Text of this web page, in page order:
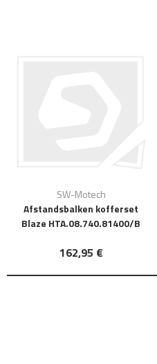
SW-Motech
Afstandsbalken kofferset
Blaze HTA.08.740.81400/B
162,95 €